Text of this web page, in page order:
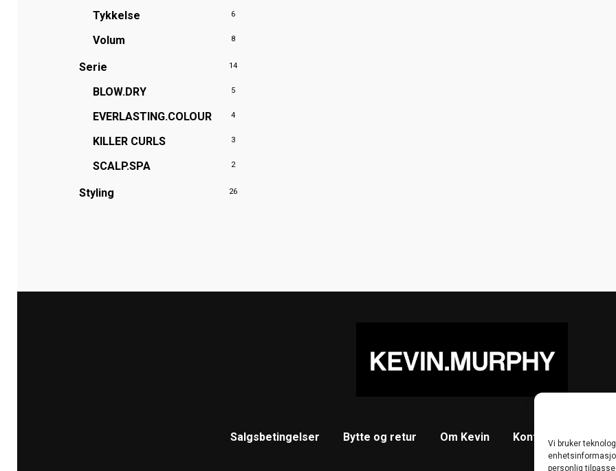
Vi bruker
personlig
Tykkelse 6
Volum 8
Serie 14
BLOW.DRY 5
EVERLASTING.COLOUR 4
KILLER CURLS 3
SCALP.SPA 2
Styling 26
Salgsbetingelser Bytte og retur Om Kevin Kontakt